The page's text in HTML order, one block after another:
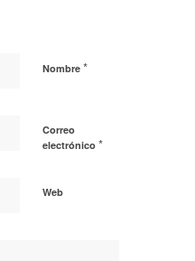
Nombre *
Correo
electrónico *
Web